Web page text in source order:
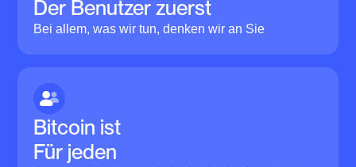
Der Benutzer zuerst
Bei allem, was wir tun, denken wir an Sie
Bitcoin ist
Für jeden